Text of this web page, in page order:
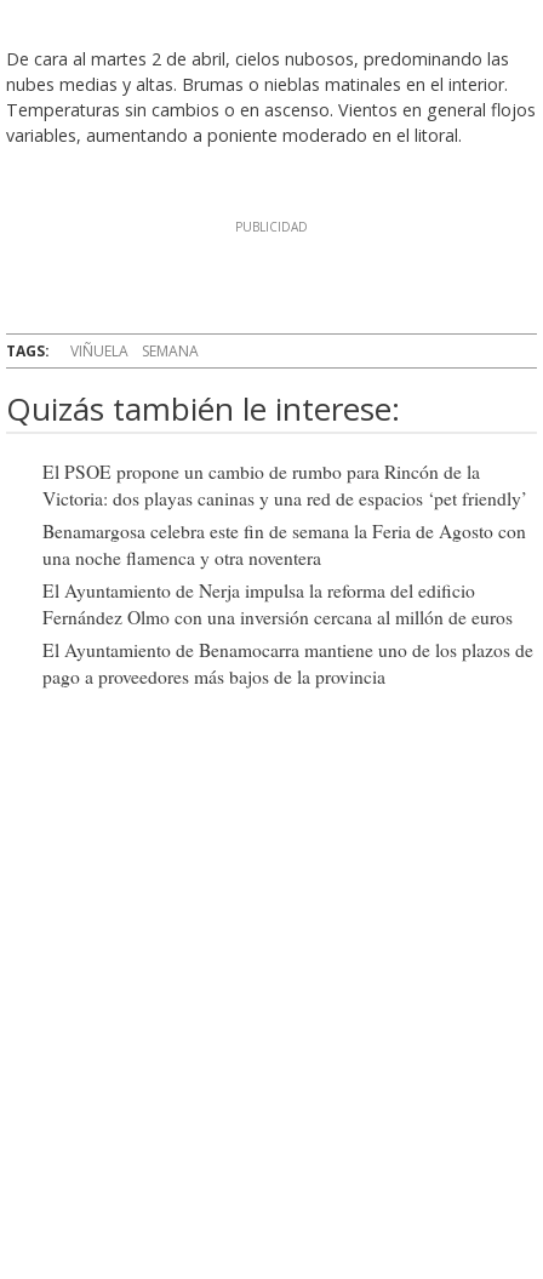
De cara al martes 2 de abril, cielos nubosos, predominando las
nubes medias y altas. Brumas o nieblas matinales en el interior.
Temperaturas sin cambios o en ascenso. Vientos en general flojos
variables, aumentando a poniente moderado en el litoral.
TAGS: VIÑUELA SEMANA
Quizás también le interese:
El PSOE propone un cambio de rumbo para Rincón de la
Victoria: dos playas caninas y una red de espacios ‘pet friendly’
Benamargosa celebra este fin de semana la Feria de Agosto con
una noche flamenca y otra noventera
El Ayuntamiento de Nerja impulsa la reforma del edificio
Fernández Olmo con una inversión cercana al millón de euros
El Ayuntamiento de Benamocarra mantiene uno de los plazos de
pago a proveedores más bajos de la provincia